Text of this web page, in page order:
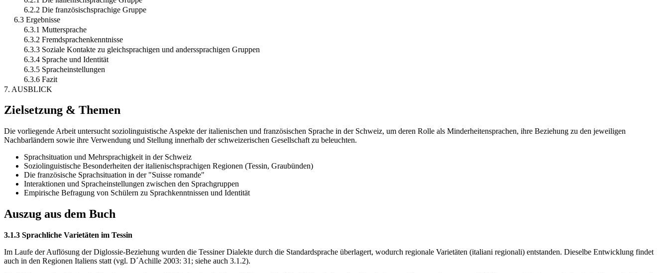
6.2.2 Die französischsprachige Gruppe
6.3 Ergebnisse
6.3.1 Muttersprache
6.3.2 Fremdsprachenkenntnisse
6.3.3 Soziale Kontakte zu gleichsprachigen und anderssprachigen Gruppen
6.3.4 Sprache und Identität
6.3.5 Spracheinstellungen
6.3.6 Fazit
7. AUSBLICK
Zielsetzung & Themen
Die vorliegende Arbeit untersucht soziolinguistische Aspekte der italienischen und französischen Sprache in der Schweiz, um deren Rolle als Minderheitensprachen, ihre Beziehung zu den jeweiligen
Nachbarländern sowie ihre Verwendung und Stellung innerhalb der schweizerischen Gesellschaft zu beleuchten.
Sprachsituation und Mehrsprachigkeit in der Schweiz
Soziolinguistische Besonderheiten der italienischsprachigen Regionen (Tessin, Graubünden)
Die französische Sprachsituation in der "Suisse romande"
Interaktionen und Spracheinstellungen zwischen den Sprachgruppen
Empirische Befragung von Schülern zu Sprachkenntnissen und Identität
Auszug aus dem Buch
3.1.3 Sprachliche Varietäten im Tessin
Im Laufe der Auflösung der Diglossie-Beziehung wurden die Tessiner Dialekte durch die Standardsprache überlagert, wodurch regionale Varietäten (italiani regionali) entstanden. Dieselbe Entwicklung findet
auch in den Regionen Italiens statt (vgl. D´Achille 2003: 31; siehe auch 3.1.2).